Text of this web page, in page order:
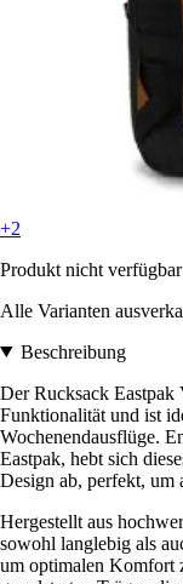
+2
Produkt nicht verfügbar
Alle Varianten
Beschreibung
Der Rucksack Eastpak
Funktionalität und ist
Wochenendausflüge.
Eastpak, hebt sich
Design ab, perfekt, um
Hergestellt aus
sowohl langlebig als
um optimalen Komfort